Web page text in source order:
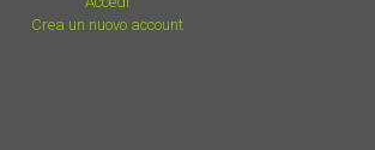
Crea un nuovo account